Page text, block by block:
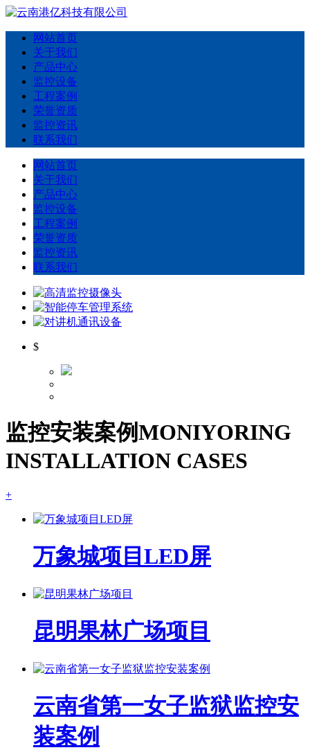
网站首页
关于我们
产品中心
监控设备
工程案例
荣誉资质
监控资讯
联系我们
网站首页
关于我们
产品中心
监控设备
工程案例
荣誉资质
监控资讯
联系我们
$
监控安装案例MONIYORING
INSTALLATION CASES
+
万象城项目LED屏
昆明果林广场项目
云南省第一女子监狱监控安
装案例